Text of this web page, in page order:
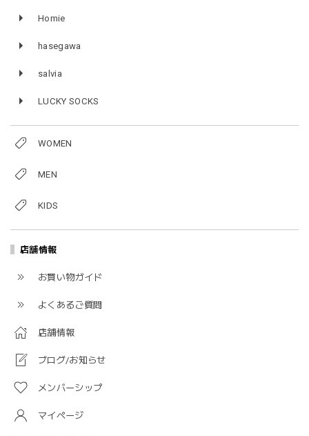
Homie
hasegawa
salvia
LUCKY SOCKS
WOMEN
MEN
KIDS
店舗情報
お買い物ガイド
よくあるご質問
店舗情報
ブログ/お知らせ
メンバーシップ
マイページ